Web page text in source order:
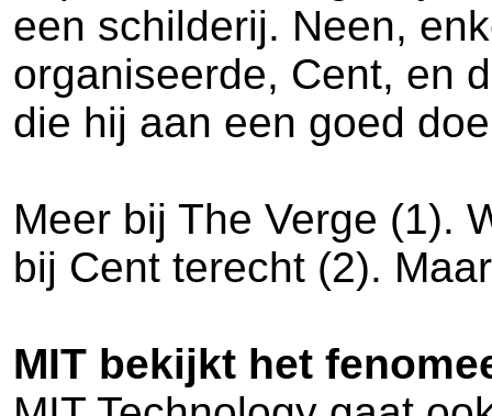
een schilderij. Neen,
organiseerde, Cent, en
die hij aan een goed
Meer bij The Verge (1).
bij Cent terecht (2).
MIT bekijkt het